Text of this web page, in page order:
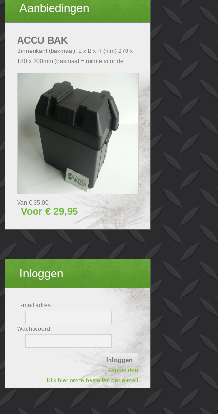
Aanbiedingen
ACCU BAK
Binnenkant (bakmaat): L x B x H (mm) 270 x
180 x 200mm (bakmaat = ruimte voor de
accu). Buitenkant (Totale afmetingen accubak
exclusief deksel): - Zonder handvatten L x B x
H (mm) 290x200x210 - Met handvatten L x B
x H (mm) 340x200x210. Buitenkant (Totale
afmetingen accubak inclusief deksel): L x B x
H (mm) 340x240x280.
Van € 35,00
Voor € 29,95
Inloggen
E-mail adres:
Wachtwoord:
Aanmelden
Klik hier om te bestellen per e-mail